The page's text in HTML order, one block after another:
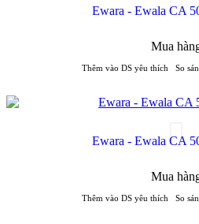
Ewara - Ewala CA
Mua
Thêm vào DS yêu thích So
Ewara - Ewala CA
Mua
Thêm vào DS yêu thích So